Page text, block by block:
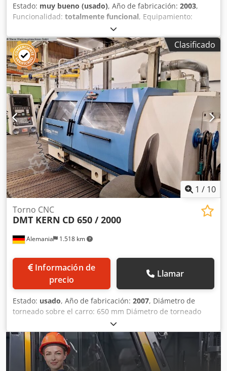
Estado: muy bueno (usado), Año de fabricación: 2003,
Funcionalidad: totalmente funcional, Equipamiento:
, Torno Pinacho Control
numérico computarizado Fagor Año 2003 En buen estado.
Se puede proporcionar un video. Csdpfxjzqbplo Ac Isrf
Clasificado
1 / 10
Alemania 1.518 km
Torno CNC
DMT KERN CD 650 / 2000
Información de
precio
Llamar
Estado: usado, Año de fabricación: 2007, Diámetro de
torneado sobre el carro: 650 mm Diámetro de torneado
sobre el carro transversal: 420 mm Distancia entre centros:
2.000 mm Control: Sinumerik Siemens Recorrido del carro
en dirección X: 440 mm Recorrido del carro en dirección Z:
2.000 mm Rango de velocidad: husillo principal 1 - 3.000
min/-1 Potencia del motor: husillo principal 33 / 27 / 22 kW